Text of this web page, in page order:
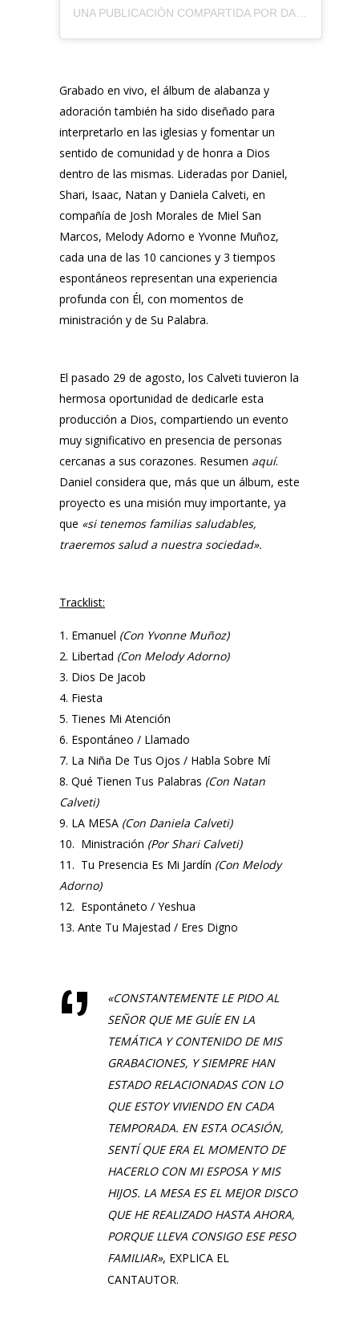
Grabado en vivo, el álbum de alabanza y
adoración también ha sido diseñado para
interpretarlo en las iglesias y fomentar un
sentido de comunidad y de honra a Dios
dentro de las mismas. Lideradas por Daniel,
Shari, Isaac, Natan y Daniela Calveti, en
compañía de Josh Morales de Miel San
Marcos, Melody Adorno e Yvonne Muñoz,
cada una de las 10 canciones y 3 tiempos
espontáneos representan una experiencia
profunda con Él, con momentos de
ministración y de Su Palabra.
El pasado 29 de agosto, los Calveti tuvieron la
hermosa oportunidad de dedicarle esta
producción a Dios, compartiendo un evento
muy significativo en presencia de personas
cercanas a sus corazones. Resumen aquí.
Daniel considera que, más que un álbum, este
proyecto es una misión muy importante, ya
que «si tenemos familias saludables,
traeremos salud a nuestra sociedad».
Tracklist:
Emanuel (Con Yvonne Muñoz)
Libertad (Con Melody Adorno)
Dios De Jacob
Fiesta
Tienes Mi Atención
Espontáneo / Llamado
La Niña De Tus Ojos / Habla Sobre Mí
Qué Tienen Tus Palabras (Con Natan
Calveti)
LA MESA (Con Daniela Calveti)
Ministración (Por Shari Calveti)
Tu Presencia Es Mi Jardín (Con Melody
Adorno)
Espontáneto / Yeshua
Ante Tu Majestad / Eres Digno
«CONSTANTEMENTE LE PIDO AL
SEÑOR QUE ME GUÍE EN LA
TEMÁTICA Y CONTENIDO DE MIS
GRABACIONES, Y SIEMPRE HAN
ESTADO RELACIONADAS CON LO
QUE ESTOY VIVIENDO EN CADA
TEMPORADA. EN ESTA OCASIÓN,
SENTÍ QUE ERA EL MOMENTO DE
HACERLO CON MI ESPOSA Y MIS
HIJOS. LA MESA ES EL MEJOR DISCO
QUE HE REALIZADO HASTA AHORA,
PORQUE LLEVA CONSIGO ESE PESO
FAMILIAR», EXPLICA EL
CANTAUTOR.